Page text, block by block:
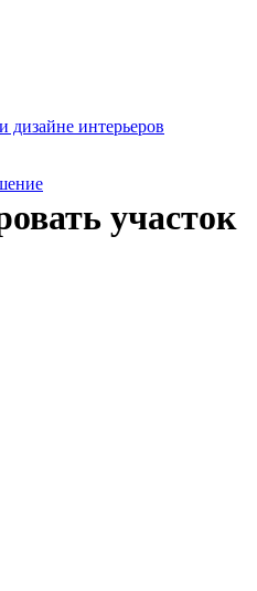
дизайне интерьеров
участок